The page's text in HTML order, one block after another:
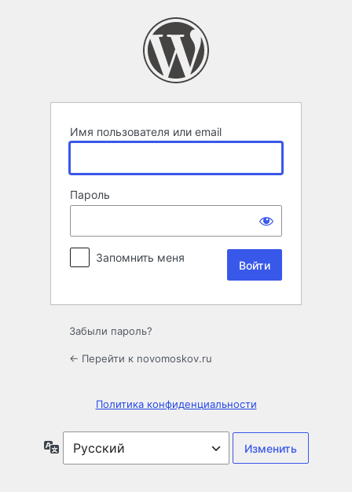
Имя пользователя или email
Пароль
Запомнить меня
Забыли пароль?
← Перейти к novomoskov.ru
Политика конфиденциальности
Язык